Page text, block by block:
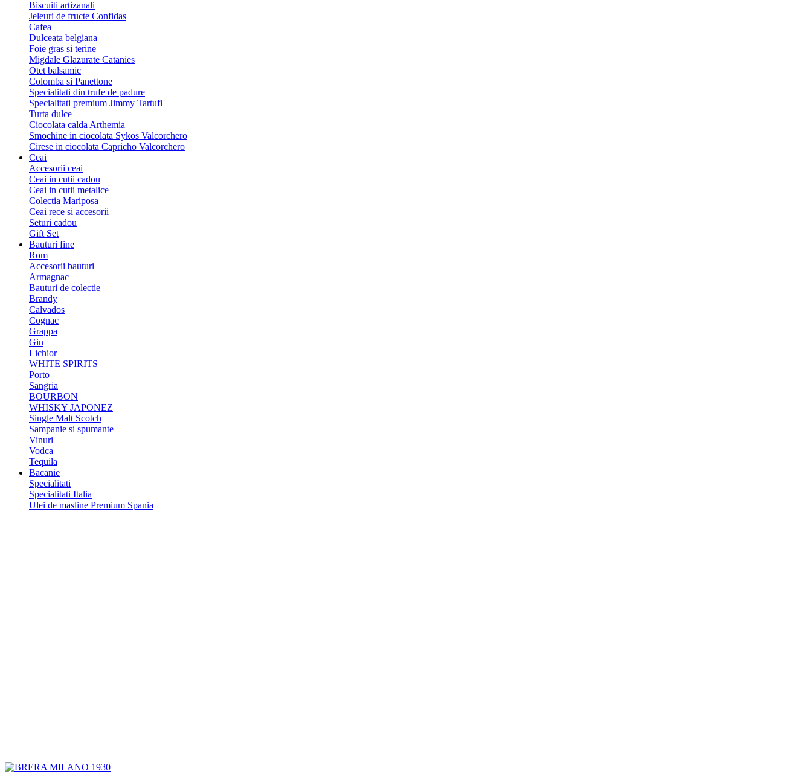
Biscuiti artizanali
Jeleuri de fructe Confidas
Cafea
Dulceata belgiana
Foie gras si terine
Migdale Glazurate Catanies
Otet balsamic
Colomba si Panettone
Specialitati din trufe de padure
Specialitati premium Jimmy Tartufi
Turta dulce
Ciocolata calda Arthemia
Smochine in ciocolata Sykos Valcorchero
Cirese in ciocolata Capricho Valcorchero
Ceai
Accesorii ceai
Ceai in cutii cadou
Ceai in cutii metalice
Colectia Mariposa
Ceai rece si accesorii
Seturi cadou
Gift Set
Bauturi fine
Rom
Accesorii bauturi
Armagnac
Bauturi de colectie
Brandy
Calvados
Cognac
Grappa
Gin
Lichior
WHITE SPIRITS
Porto
Sangria
BOURBON
WHISKY JAPONEZ
Single Malt Scotch
Sampanie si spumante
Vinuri
Vodca
Tequila
Bacanie
Specialitati
Specialitati Italia
Ulei de masline Premium Spania